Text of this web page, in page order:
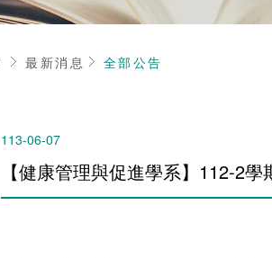
首頁最新消息 全部公告
113-06-07
【健康管理與促進學系】112-2